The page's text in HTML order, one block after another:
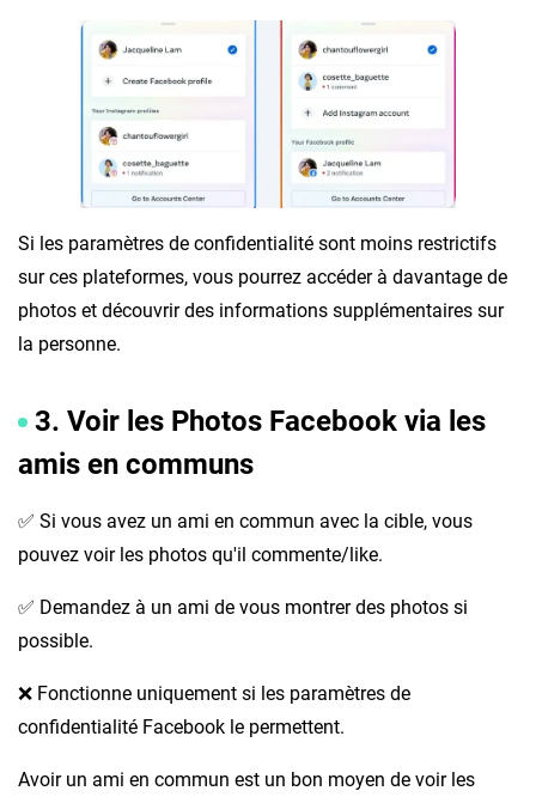
Si les paramètres de confidentialité sont moins restrictifs
sur ces plateformes, vous pourrez accéder à davantage de
photos et découvrir des informations supplémentaires sur
la personne.
3. Voir les Photos Facebook via les
amis en communs
✅ Si vous avez un ami en commun avec la cible, vous
pouvez voir les photos qu'il commente/like.
✅ Demandez à un ami de vous montrer des photos si
possible.
❌ Fonctionne uniquement si les paramètres de
confidentialité Facebook le permettent.
Avoir un ami en commun est un bon moyen de voir les